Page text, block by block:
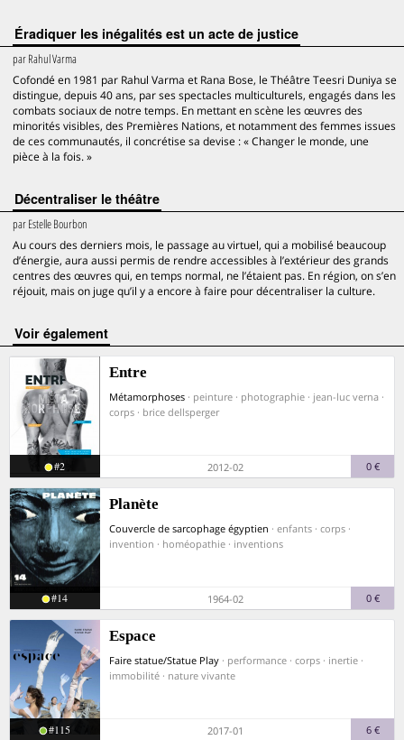
Éradiquer les inégalités est un acte de justice
parRahul Varma
Cofondé en 1981 par Rahul Varma et Rana Bose, le Théâtre Teesri Duniya se
distingue, depuis 40 ans, par ses spectacles multiculturels, engagés dans les
combats sociaux de notre temps. En mettant en scène les œuvres des
minorités visibles, des Premières Nations, et notamment des femmes issues
de ces communautés, il concrétise sa devise : « Changer le monde, une
pièce à la fois. »
Décentraliser le théâtre
parEstelle Bourbon
Au cours des derniers mois, le passage au virtuel, qui a mobilisé beaucoup
d’énergie, aura aussi permis de rendre accessibles à l’extérieur des grands
centres des œuvres qui, en temps normal, ne l’étaient pas. En région, on s’en
réjouit, mais on juge qu’il y a encore à faire pour décentraliser la culture.
voir également
Entre
Métamorphoses · peinture · photographie · jean-luc verna ·
corps · brice dellsperger
#2 2012-02 0 €
Planète
Couvercle de sarcophage égyptien · enfants · corps ·
invention · homéopathie · inventions
#14 1964-02 0 €
Espace
Faire statue/Statue Play · performance · corps · inertie ·
immobilité · nature vivante
#115 2017-01 6 €